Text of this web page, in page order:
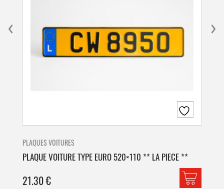
PLAQUES VOITURES
PLAQUE VOITURE TYPE EURO 520×110 ** LA PIECE **
21.30€